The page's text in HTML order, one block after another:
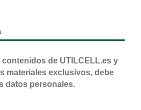
contenidos de UTILCELL.es y
materiales exclusivos, debe
datos personales.